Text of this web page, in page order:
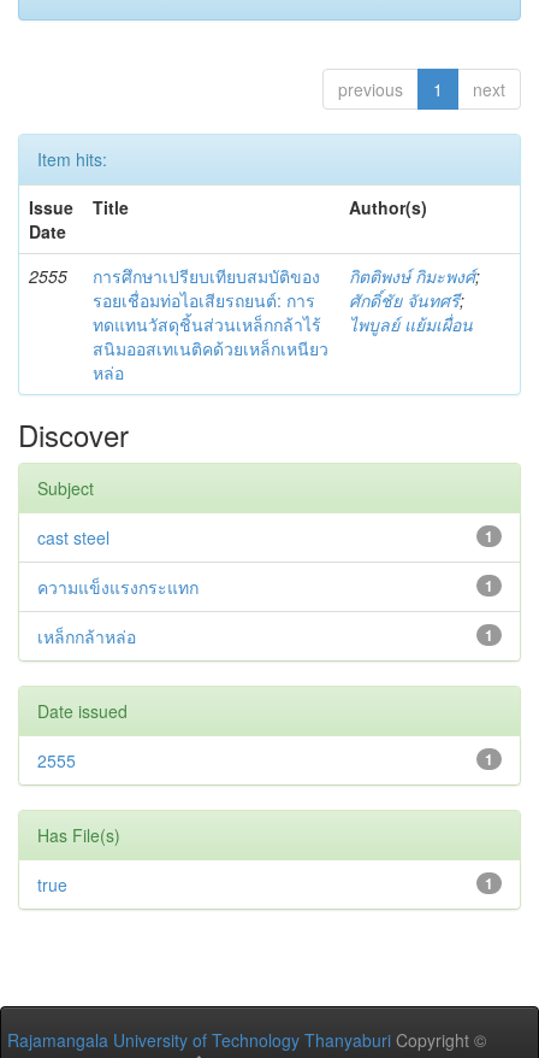
previous 1 next
Item hits:
Issue
Date
Title Author(s)
2555
การศึกษาเปรียบเทียบสมบัติของ
รอยเชื่อมท่อไอเสียรถยนต์: การ
ทดแทนวัสดุชิ้นส่วนเหล็กกล้าไร้
สนิมออสเทเนติคด้วยเหล็กเหนียว
หล่อ
กิตติพงษ์ กิมะพงศ์;
ศักดิ์ชัย จันทศรี;
ไพบูลย์ แย้มเผื่อน
Discover
Subject
1
cast steel
1
ความแข็งแรงกระแทก
1
เหล็กกล้าหล่อ
Date issued
1
2555
Has File(s)
1
true
Rajamangala University of Technology Thanyaburi Copyright ©